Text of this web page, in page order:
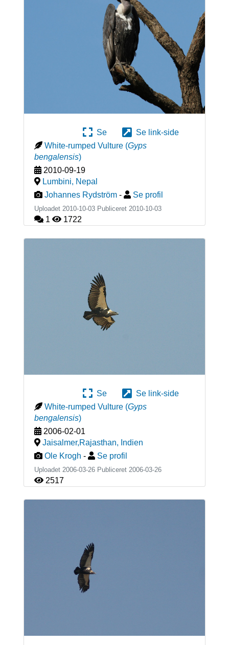
Se
Se link-side
White-rumped Vulture (Gyps
bengalensis)
2010-09-19
Lumbini, Nepal
Johannes Rydström - Se profil
Uploadet 2010-10-03 Publiceret 2010-10-03
1 1722
Se
Se link-side
White-rumped Vulture (Gyps
bengalensis)
2006-02-01
Jaisalmer,Rajasthan, Indien
Ole Krogh - Se profil
Uploadet 2006-03-26 Publiceret 2006-03-26
2517